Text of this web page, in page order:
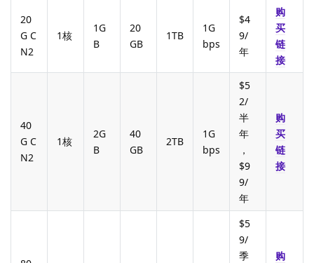
20
G C
N2
1核
1G
B
20
GB
1TB
1G
bps
$4
9/
年
购
买
链
接
40
G C
N2
1核
2G
B
40
GB
2TB
1G
bps
$5
2/
半
年
，
$9
9/
年
购
买
链
接
$5
9/
季
购